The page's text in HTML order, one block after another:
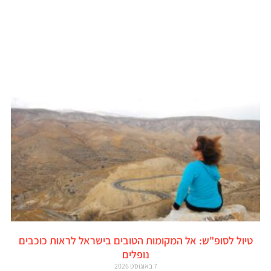
טיול לסופ"ש: אל המקומות הטובים בישראל לראות כוכבים
נופלים
7 באוגוסט 2026